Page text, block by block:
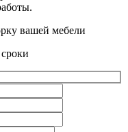
вашей мебели